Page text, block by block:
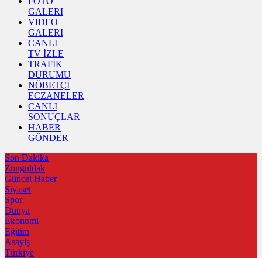
GALERI
VIDEO
GALERI
CANLI
TV İZLE
TRAFİK
DURUMU
NÖBETÇİ
ECZANELER
CANLI
SONUÇLAR
HABER
GÖNDER
Son Dakika
Zonguldak
Güncel Haber
Siyaset
Spor
Dünya
Ekonomi
Eğitim
Asayiş
Türkiye